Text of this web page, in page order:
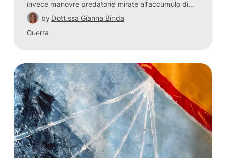
invece manovre predatorie mirate all’accumulo di…
by Dott.ssa Gianna Binda
Guerra